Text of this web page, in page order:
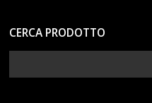
CERCA PRODOTTO